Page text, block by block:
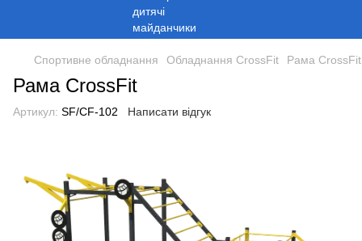
Спортивне обладнання Обладнання CrossFit Рама CrossFit
Рама CrossFit
Артикул: SF/CF-102 Написати відгук